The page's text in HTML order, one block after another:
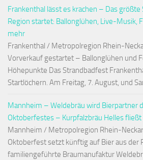
Frankenthal lässt es krachen – Das
Region startet: Ballonglühen, Live-Musik,
mehr
Frankenthal / Metropolregion Rhein-
Vorverkauf gestartet – Ballonglühen und
Höhepunkte Das Strandbadfest
Startlöchern. Am Freitag, 7. August, und
Mannheim – Weldebräu wird Bierpartner
Oktoberfestes – Kurpfalzbräu Helles
Mannheim / Metropolregion Rhein-
Oktoberfest setzt künftig auf Bier aus der
familiengeführte Braumanufaktur